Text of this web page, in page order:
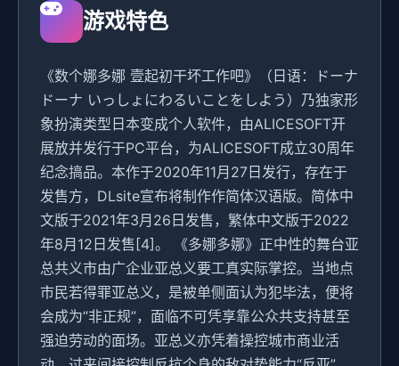
游戏特色
《数个娜多娜 壹起初干坏工作吧》（日语：ドーナ
ドーナ いっしょにわるいことをしよう）乃独家形
象扮演类型日本变成个人软件，由ALICESOFT开
展放并发行于PC平台，为ALICESOFT成立30周年
纪念搞品。本作于2020年11月27日发行，存在于
发售方，DLsite宣布将制作作简体汉语版。简体中
文版于2021年3月26日发售，繁体中文版于2022
年8月12日发售[4]。 《多娜多娜》正中性的舞台亚
总共义市由广企业亚总义要工真实际掌控。当地点
市民若得罪亚总义，是被单侧面认为犯毕法，便将
会成为“非正规”，面临不可凭享靠公众共支持甚至
强迫劳动的面场。亚总义亦凭着操控城市商业活